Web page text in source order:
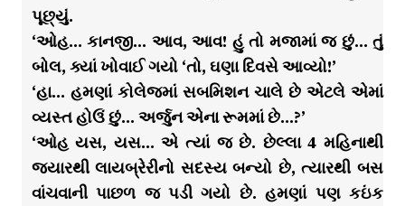
પૂછ્યું.
‘ઓહ… કાનજી… આવ, આવ! હું તો મજામાં જ છું… તું
બોલ, ક્યાં ખોવાઈ ગયો ‘તો, ઘણા દિવસે આવ્યો!’
‘હા… હમણાં કોલેજમાં સબમિશન ચાલે છે એટલે એમાં
વ્યસ્ત હોઉં છું… અર્જુન એના રૂમમાં છે…?’
‘ઓહ યસ, યસ… એ ત્યાં જ છે. છેલ્લા 4 મહિનાથી
જ્યારથી લાયબ્રેરીનો સદસ્ય બન્યો છે, ત્યારથી બસ
વાંચવાની પાછળ જ પડી ગયો છે. હમણાં પણ કઇંક